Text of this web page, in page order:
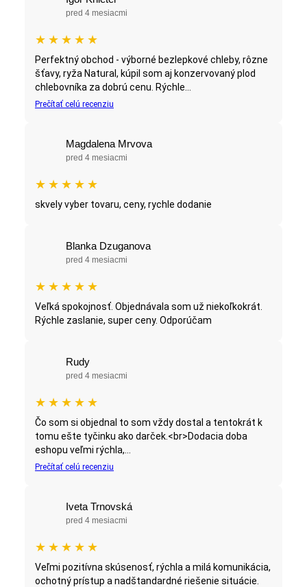
pred 4 mesiacmi
★ ★ ★ ★ ★
Perfektný obchod - výborné bezlepkové chleby, rôzne
šťavy, ryža Natural, kúpil som aj konzervovaný plod
chlebovníka za dobrú cenu. Rýchle...
Prečítať celú recenziu
Magdalena Mrvova
pred 4 mesiacmi
★ ★ ★ ★ ★
skvely vyber tovaru, ceny, rychle dodanie
Blanka Dzuganova
pred 4 mesiacmi
★ ★ ★ ★ ★
Veľká spokojnosť. Objednávala som už niekoľkokrát.
Rýchle zaslanie, super ceny. Odporúčam
Rudy
pred 4 mesiacmi
★ ★ ★ ★ ★
Čo som si objednal to som vždy dostal a tentokrát k
tomu ešte tyčinku ako darček.<br>Dodacia doba
eshopu veľmi rýchla,...
Prečítať celú recenziu
Iveta Trnovská
pred 4 mesiacmi
★ ★ ★ ★ ★
Veľmi pozitívna skúsenosť, rýchla a milá komunikácia,
ochotný prístup a nadštandardné riešenie situácie.